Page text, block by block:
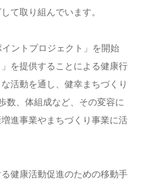
て取り組んでいます。
ントプロジェクト」を開始
を提供することによる健康行
活動を通し、健幸まちづくり
数、体組成など、その変容に
進事業やまちづくり事業に活
健康活動促進のための移動手